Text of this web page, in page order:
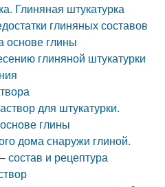
Глиняная штукатурка
глиняных составов
основе глины
глиняной штукатурки
для штукатурки.
глины
дома снаружи глиной.
состав и рецептура